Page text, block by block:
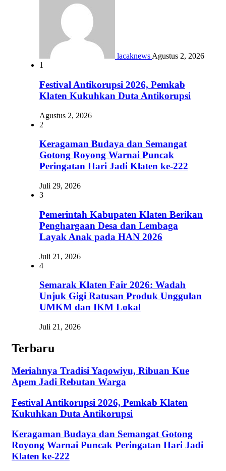
lacaknews Agustus 2, 2026
1
Festival Antikorupsi 2026, Pemkab
Klaten Kukuhkan Duta Antikorupsi
Agustus 2, 2026
2
Keragaman Budaya dan Semangat
Gotong Royong Warnai Puncak
Peringatan Hari Jadi Klaten ke-222
Juli 29, 2026
3
Pemerintah Kabupaten Klaten Berikan
Penghargaan Desa dan Lembaga
Layak Anak pada HAN 2026
Juli 21, 2026
4
Semarak Klaten Fair 2026: Wadah
Unjuk Gigi Ratusan Produk Unggulan
UMKM dan IKM Lokal
Juli 21, 2026
Terbaru
Meriahnya Tradisi Yaqowiyu, Ribuan Kue
Apem Jadi Rebutan Warga
Festival Antikorupsi 2026, Pemkab Klaten
Kukuhkan Duta Antikorupsi
Keragaman Budaya dan Semangat Gotong
Royong Warnai Puncak Peringatan Hari Jadi
Klaten ke-222